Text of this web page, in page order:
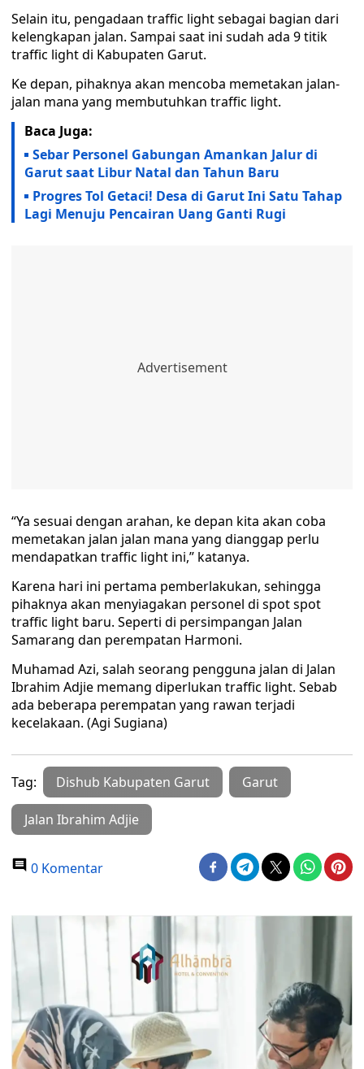
Selain itu, pengadaan traffic light sebagai bagian dari
kelengkapan jalan. Sampai saat ini sudah ada 9 titik
traffic light di Kabupaten Garut.
Ke depan, pihaknya akan mencoba memetakan jalan-
jalan mana yang membutuhkan traffic light.
Baca Juga:
Sebar Personel Gabungan Amankan Jalur di
Garut saat Libur Natal dan Tahun Baru
Progres Tol Getaci! Desa di Garut Ini Satu Tahap
Lagi Menuju Pencairan Uang Ganti Rugi
“Ya sesuai dengan arahan, ke depan kita akan coba
memetakan jalan jalan mana yang dianggap perlu
mendapatkan traffic light ini,” katanya.
Karena hari ini pertama pemberlakukan, sehingga
pihaknya akan menyiagakan personel di spot spot
traffic light baru. Seperti di persimpangan Jalan
Samarang dan perempatan Harmoni.
Muhamad Azi, salah seorang pengguna jalan di Jalan
Ibrahim Adjie memang diperlukan traffic light. Sebab
ada beberapa perempatan yang rawan terjadi
kecelakaan. (Agi Sugiana)
Tag: Dishub Kabupaten Garut Garut
Jalan Ibrahim Adjie
0 Komentar